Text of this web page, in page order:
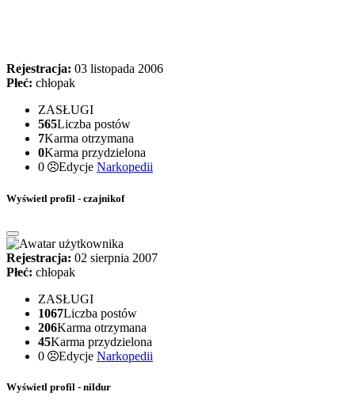
Rejestracja: 03 listopada 2006
Płeć: chłopak
ZASŁUGI
565Liczba postów
7Karma otrzymana
0Karma przydzielona
0
Edycje Narkopedii
Wyświetl profil - czajnikof
Rejestracja: 02 sierpnia 2007
Płeć: chłopak
ZASŁUGI
1067Liczba postów
206Karma otrzymana
45Karma przydzielona
0
Edycje Narkopedii
Wyświetl profil - nildur